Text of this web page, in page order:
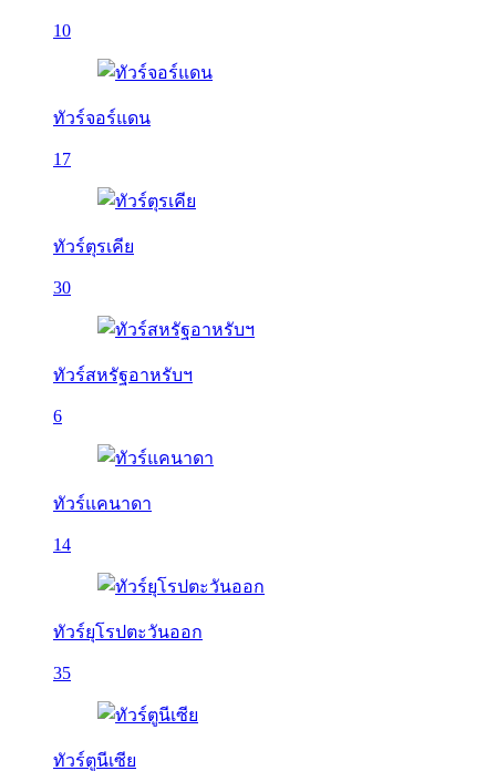
10
ทัวร์จอร์แดน
17
ทัวร์ตุรเคีย
30
ทัวร์สหรัฐอาหรับฯ
6
ทัวร์แคนาดา
14
ทัวร์ยุโรปตะวันออก
35
ทัวร์ตูนีเซีย